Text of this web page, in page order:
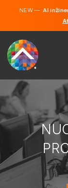
NEW —AI
APIE MUS
EKSPERTIZĖ
KAIP TAI VEIKIA?
KARJERA
SAMDYTI
LIETUVA